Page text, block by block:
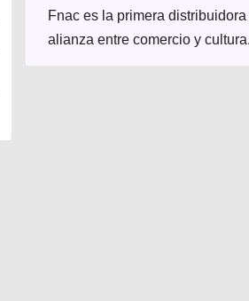
Fnac es la primera
alianza entre comercio y